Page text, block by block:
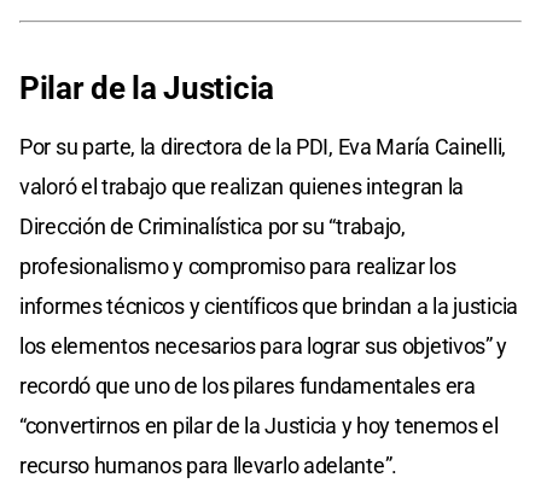
Pilar de la Justicia
Por su parte, la directora de la PDI, Eva María Cainelli,
valoró el trabajo que realizan quienes integran la
Dirección de Criminalística por su “trabajo,
profesionalismo y compromiso para realizar los
informes técnicos y científicos que brindan a la justicia
los elementos necesarios para lograr sus objetivos” y
recordó que uno de los pilares fundamentales era
“convertirnos en pilar de la Justicia y hoy tenemos el
recurso humanos para llevarlo adelante”.